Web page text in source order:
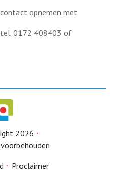
(vol)
fietsen
21 mei
Ouderen
Benthuizen
mooie liedjes
opnemen met
tel. 0172 408403 of
2026
Proclaimer